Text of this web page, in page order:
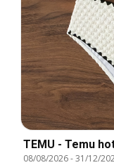
TEMU - Temu
08/08/2026-31/12/